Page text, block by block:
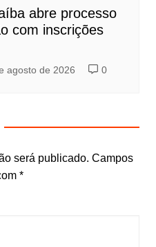
abre processo
com inscrições
agosto de 2026 0
será publicado. Campos
*